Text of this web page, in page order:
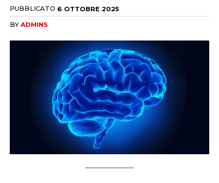
PUBBLICATO 6 OTTOBRE 2025
BYADMINS